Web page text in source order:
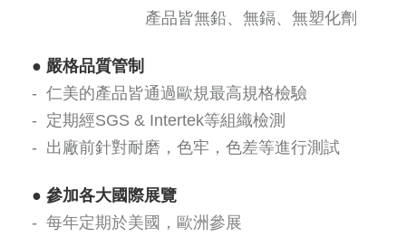
產品皆無鉛、無鎘、無塑化劑
● 嚴格品質管制
- 仁美的產品皆通過歐規最高規格檢驗
- 定期經SGS & Intertek等組織檢測
- 出廠前針對耐磨，色牢，色差等進行測試
● 參加各大國際展覽
- 每年定期於美國，歐洲參展